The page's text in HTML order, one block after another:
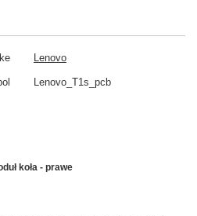
Lenovo
Lenovo_T1s_pcb
koła - prawe